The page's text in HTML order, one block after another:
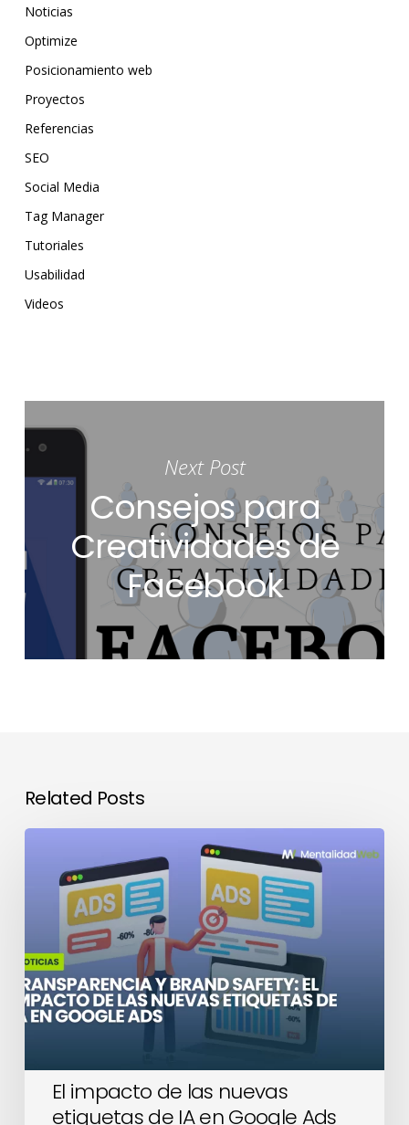
Noticias
Optimize
Posicionamiento web
Proyectos
Referencias
SEO
Social Media
Tag Manager
Tutoriales
Usabilidad
Videos
Next Post
Consejos para
Creatividades de
Facebook
Related Posts
El
nuevas
etiquetas
de
IA
en
Ads
El impacto de las nuevas
etiquetas de IA en Google Ads